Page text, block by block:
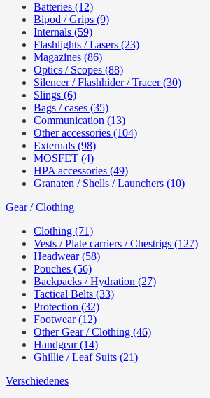
Batteries (12)
Bipod / Grips (9)
Internals (59)
Flashlights / Lasers (23)
Magazines (86)
Optics / Scopes (88)
Silencer / Flashhider / Tracer (30)
Slings (6)
Bags / cases (35)
Communication (13)
Other accessories (104)
Externals (98)
MOSFET (4)
HPA accessories (49)
Granaten / Shells / Launchers (10)
Gear / Clothing
Clothing (71)
Vests / Plate carriers / Chestrigs (127)
Headwear (58)
Pouches (56)
Backpacks / Hydration (27)
Tactical Belts (33)
Protection (32)
Footwear (12)
Other Gear / Clothing (46)
Handgear (14)
Ghillie / Leaf Suits (21)
Verschiedenes